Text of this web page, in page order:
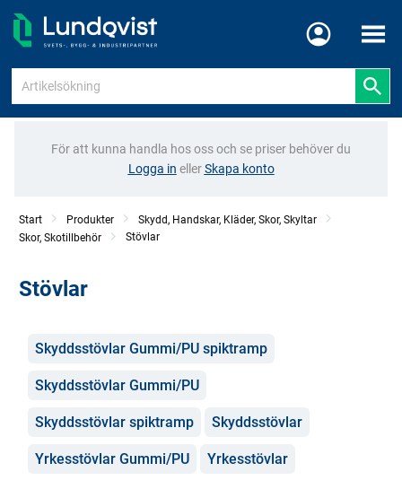
Meny
För att kunna handla hos oss och se priser behöver du
Logga in ellerSkapa konto
Start Produkter
Skydd, Handskar, Kläder, Skor, Skyltar
Skor, Skotillbehör
Stövlar
Stövlar
Kategorier
Skyddsstövlar Gummi/PU spiktramp
Skyddsstövlar Gummi/PU
Skyddsstövlar spiktramp Skyddsstövlar
Yrkesstövlar Gummi/PU Yrkesstövlar